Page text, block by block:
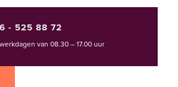
- 525 88 72
van 08.30 – 17.00 uur